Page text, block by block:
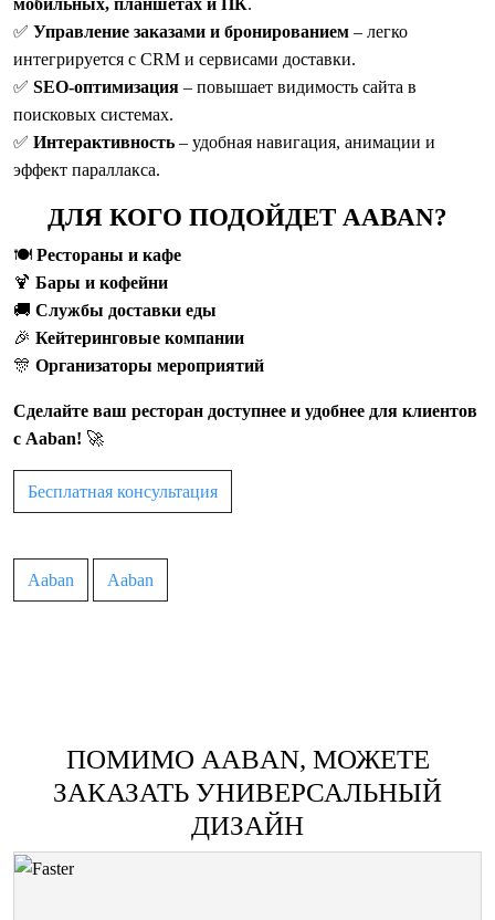
✅ Управление заказами и бронированием – легко
интегрируется с CRM и сервисами доставки.
✅ SEO-оптимизация – повышает видимость сайта в
поисковых системах.
✅ Интерактивность – удобная навигация, анимации и
эффект параллакса.
ДЛЯ КОГО ПОДОЙДЕТ AABAN?
🍽 Рестораны и кафе
🍹 Бары и кофейни
🚚 Службы доставки еды
🎉 Кейтеринговые компании
🎊 Организаторы мероприятий
Сделайте ваш ресторан доступнее и удобнее для клиентов
с Aaban! 🚀
Бесплатная консультация
Aaban Aaban
ПОМИМО AABAN, МОЖЕТЕ
ЗАКАЗАТЬ УНИВЕРСАЛЬНЫЙ
ДИЗАЙН